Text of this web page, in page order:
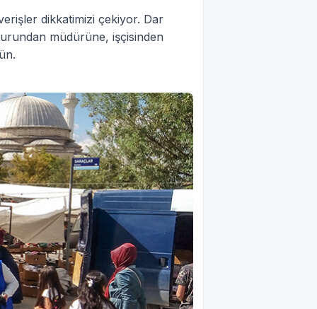
dikkatimizi çekiyor. Dar
müdürüne, işçisinden